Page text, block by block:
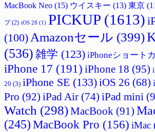
MacBook Neo (15) ウイスキー (13) 東京
プ(2) iOS 28 (1) PICKUP (1613)
(100) Amazonセール (399)
(536) 雑学 (123) iPhoneショート
iPhone 17 (191) iPhone 18 (95)
20 (3) iPhone SE (133)iOS 26 (68)
Pro (92) iPad Air (74) iPad mini
Watch (298)MacBook (91)
(245) MacBook Pro (156) iMac